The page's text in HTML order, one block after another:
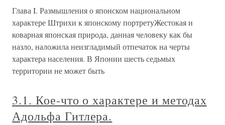
Глава I. Размышления о японском национальном
характере Штрихи к японскому портретуЖестокая и
коварная японская природа, данная человеку как бы
назло, наложила неизгладимый отпечаток на черты
характера населения. В Японии шесть седьмых
территории не может быть
3.1. Кое-что о характере и методах
Адольфа Гитлера.